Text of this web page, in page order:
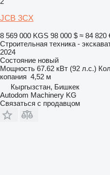
JCB 3CX
8 569 000 KGS 98 000 $ ≈ 84 820
Строительная техника -
2024
Состояние новый
Мощность 67.62 кВт (92 л.с.)
копания 4,52 м
Кыргызстан, Бишкек
Autodom Machinery KG
Связаться с продавцом